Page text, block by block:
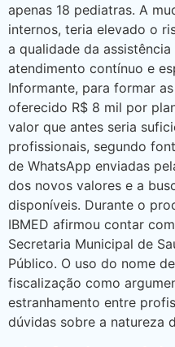
apenas 18 pediatras. A
internos, teria elevado o
a qualidade da
atendimento contínuo e
Informante, para formar
oferecido R$ 8 mil por
valor que antes seria
profissionais, segundo
de WhatsApp enviadas
dos novos valores e a
disponíveis. Durante o
IBMED afirmou contar
Secretaria Municipal de
Público. O uso do nome
fiscalização como
estranhamento entre
dúvidas sobre a natureza